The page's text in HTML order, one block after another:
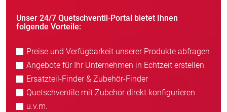
Unser 24/7 Quetschventil-Portal bietet Ihnen
folgende Vorteile:
Preise und Verfügbarkeit unserer Produkte abfragen
Angebote für Ihr Unternehmen in Echtzeit erstellen
Ersatzteil-Finder & Zubehör-Finder
Quetschventile mit Zubehör direkt konfigurieren
u.v.m.